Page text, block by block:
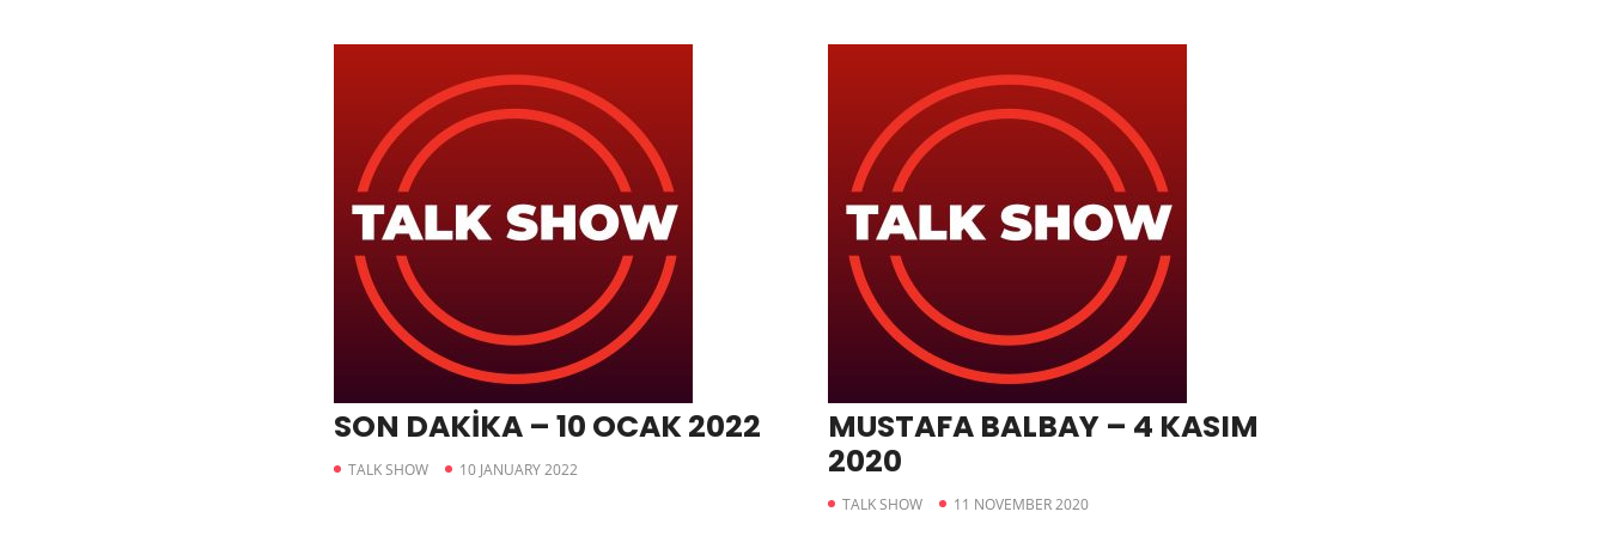
SON DAKİKA – 10 OCAK 2022
TALK SHOW 10 JANUARY 2022
MUSTAFA BALBAY – 4 KASIM
2020
TALK SHOW 11 NOVEMBER 2020